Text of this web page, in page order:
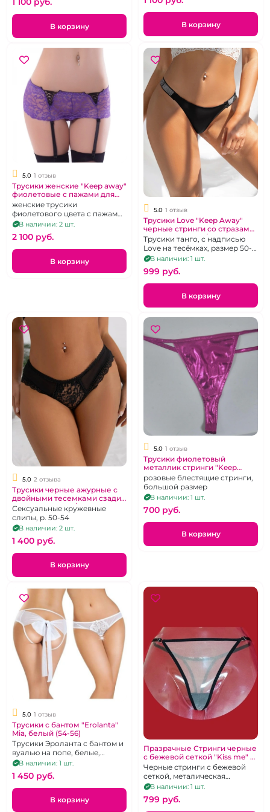
В корзину В корзину
5.0 1 отзыв
Трусики женские "Keep away"
фиолетовые с пажами для
чулок
женские трусики
фиолетового цвета с пажами
для чулок
В наличии: 2 шт.
2 100 pуб.
В корзину
5.0 1 отзыв
Трусики Love "Keep Away"
черные стринги со стразами
на тесемках 3XL/4XL
Трусики танго, с надписью
Love на тесёмках, размер 50-
54В наличии: 1 шт.
999 pуб.
В корзину
5.0 2 отзыва
Трусики черные ажурные с
двойными тесемками сзади
"Keep Away" 3XL/4XL
Сексуальные кружевные
слипы, р. 50-54
В наличии: 2 шт.
1 400 pуб.
В корзину
5.0 1 отзыв
Трусики фиолетовый
металлик стринги "Keep
Away" XL
розовые блестящие стринги,
большой размер
В наличии: 1 шт.
700 pуб.
В корзину
5.0 1 отзыв
Трусики с бантом "Erolanta"
Mia, белый (54-56)
Трусики Эроланта с бантом и
вуалью на попе, белые,
размер 54-56
В наличии: 1 шт.
1 450 pуб.
В корзину
Празрачные Стринги черные
c бежевой сеткой "Kiss me" с
металлическим украшением
размер М- XL
Черные стринги с бежевой
сеткой, металическая
надпись "KISS ME" на попе,
регулирующийся размер
В наличии: 1 шт.
799 pуб.